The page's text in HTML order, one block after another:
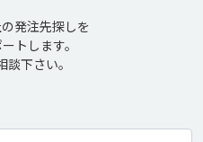
発注先探しを
トします。
談下さい。